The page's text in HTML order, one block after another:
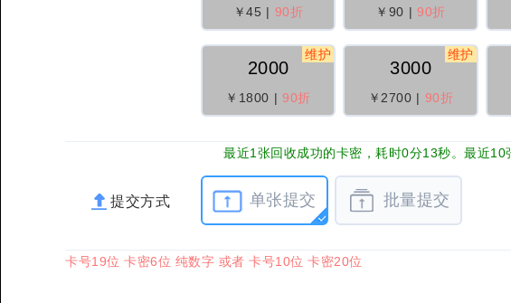
￥45 | 90折 ￥90 | 90折
2000
￥1800 | 90折
维护
3000
￥2700 | 90折
维护
最近1张回收成功的卡密，耗时0分13秒。最近
提交方式 单张提交 批量提交
卡号19位 卡密6位 纯数字 或者 卡号10位 卡密20位